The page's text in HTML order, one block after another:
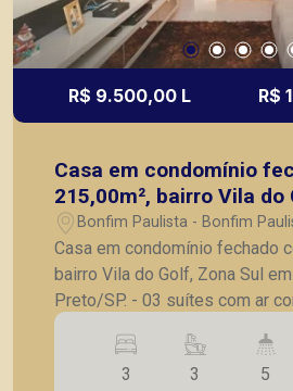
R$ 9.500,00 L R$
Casa em condomínio
215,00m², bairro Vila do
em Ribeirão Preto/SP.
Bonfim Paulista - Bonfim
Casa em condomínio fechado
bairro Vila do Golf, Zona Sul
Preto/SP. - 03 suítes com ar condicionado, sendo
uma máster com closet e
de TV com ar condicionado; -
planejada; - Varanda Gourmet;
3 3 5